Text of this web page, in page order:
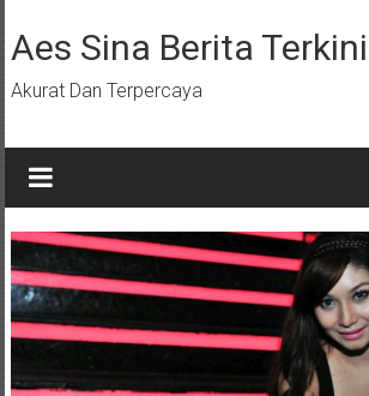
ke
konten
Aes Sina Berita Terkini
Akurat Dan Terpercaya